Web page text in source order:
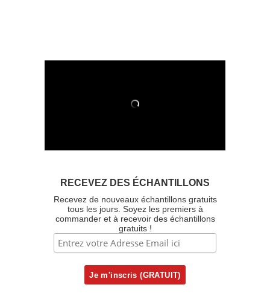
RECEVEZ DES ÉCHANTILLONS
Recevez de nouveaux échantillons gratuits
tous les jours. Soyez les premiers à
commander et à recevoir des échantillons
gratuits !